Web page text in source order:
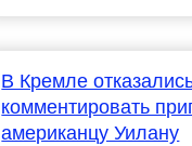
В Кремле
комментировать
американцу Уилану